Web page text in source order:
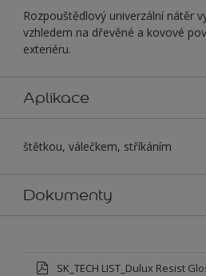
Rozpouštědlový univerzální nátěr
vzhledem na dřevěné a kovové
exteriéru.
Aplikace
štětkou, válečkem, stříkáním
Dokumenty
SK_TECH LIST_Dulux Resist